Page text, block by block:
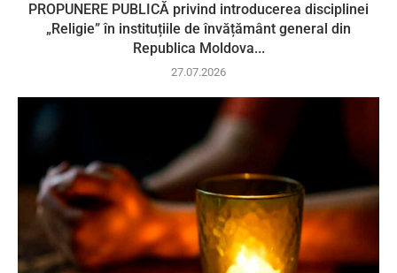
PROPUNERE PUBLICĂ privind introducerea disciplinei
„Religie” în instituțiile de învățământ general din
Republica Moldova...
27.07.2026